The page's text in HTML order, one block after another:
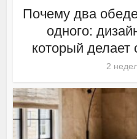
Почему два
одного:
который
2